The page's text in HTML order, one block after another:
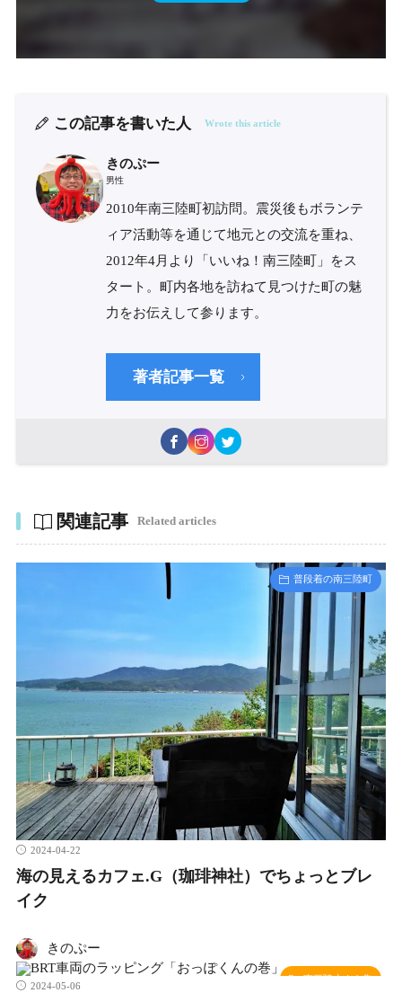
この記事を書いた人 Wrote this article
きのぷー
男性
2010年南三陸町初訪問。震災後もボランテ
ィア活動等を通じて地元との交流を重ね、
2012年4月より「いいね！南三陸町」をス
タート。町内各地を訪ねて見つけた町の魅
力をお伝えして参ります。
著者記事一覧
関連記事 Related articles
普段着の南三陸町
2024-04-22
海の見えるカフェ.G（珈琲神社）でちょっとブレ
イク
きのぷー
南三陸小ネタ集
2024-05-06